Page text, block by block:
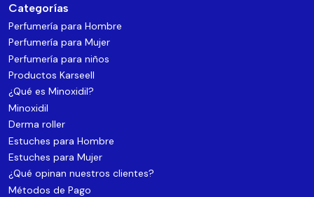
Categorías
Perfumería para Hombre
Perfumería para Mujer
Perfumería para niños
Productos Karseell
¿Qué es Minoxidil?
Minoxidil
Derma roller
Estuches para Hombre
Estuches para Mujer
¿Qué opinan nuestros clientes?
Métodos de Pago